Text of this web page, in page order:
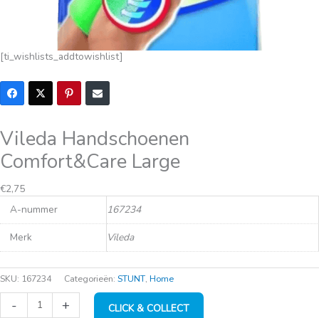
[ti_wishlists_addtowishlist]
Vileda Handschoenen
Comfort&Care Large
€2,75
A-nummer
167234
Merk Vileda
SKU: 167234 Categorieën: STUNT, Home
-
Vileda
Handschoenen+ CLICK & COLLECT